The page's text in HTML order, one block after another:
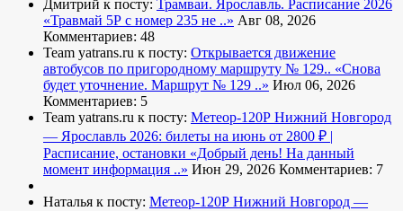
Дмитрий к посту: Трамваи. Ярославль. Расписание 2026
«Травмай 5Р с номер 235 не ..» Авг 08, 2026
Комментариев: 48
Team yatrans.ru к посту: Открывается движение
автобусов по пригородному маршруту № 129.. «Снова
будет уточнение. Маршрут № 129 ..» Июл 06, 2026
Комментариев: 5
Team yatrans.ru к посту: Метеор-120Р Нижний Новгород
— Ярославль 2026: билеты на июнь от 2800 ₽ |
Расписание, остановки «Добрый день! На данный
момент информация ..» Июн 29, 2026 Комментариев: 7
Наталья к посту: Метеор-120Р Нижний Новгород —